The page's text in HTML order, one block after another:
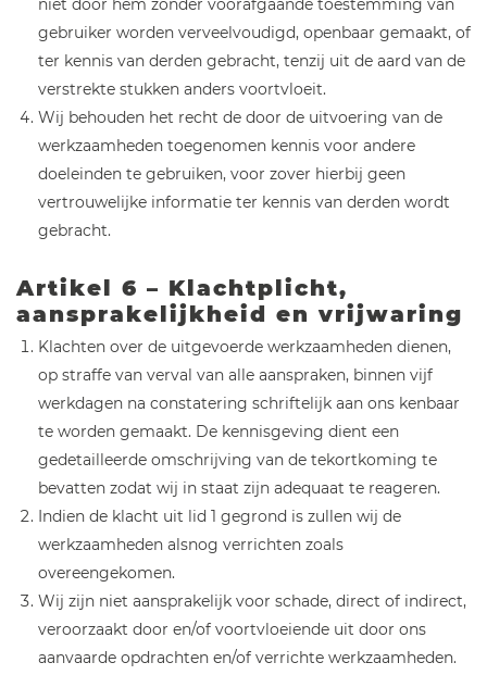
niet door hem zonder voorafgaande toestemming van
gebruiker worden verveelvoudigd, openbaar gemaakt, of
ter kennis van derden gebracht, tenzij uit de aard van de
verstrekte stukken anders voortvloeit.
Wij behouden het recht de door de uitvoering van de
werkzaamheden toegenomen kennis voor andere
doeleinden te gebruiken, voor zover hierbij geen
vertrouwelijke informatie ter kennis van derden wordt
gebracht.
Artikel 6 – Klachtplicht,
aansprakelijkheid en vrijwaring
Klachten over de uitgevoerde werkzaamheden dienen,
op straffe van verval van alle aanspraken, binnen vijf
werkdagen na constatering schriftelijk aan ons kenbaar
te worden gemaakt. De kennisgeving dient een
gedetailleerde omschrijving van de tekortkoming te
bevatten zodat wij in staat zijn adequaat te reageren.
Indien de klacht uit lid 1 gegrond is zullen wij de
werkzaamheden alsnog verrichten zoals
overeengekomen.
Wij zijn niet aansprakelijk voor schade, direct of indirect,
veroorzaakt door en/of voortvloeiende uit door ons
aanvaarde opdrachten en/of verrichte werkzaamheden.